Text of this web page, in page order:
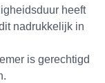
heeft
nadrukkelijk in
is gerechtigd